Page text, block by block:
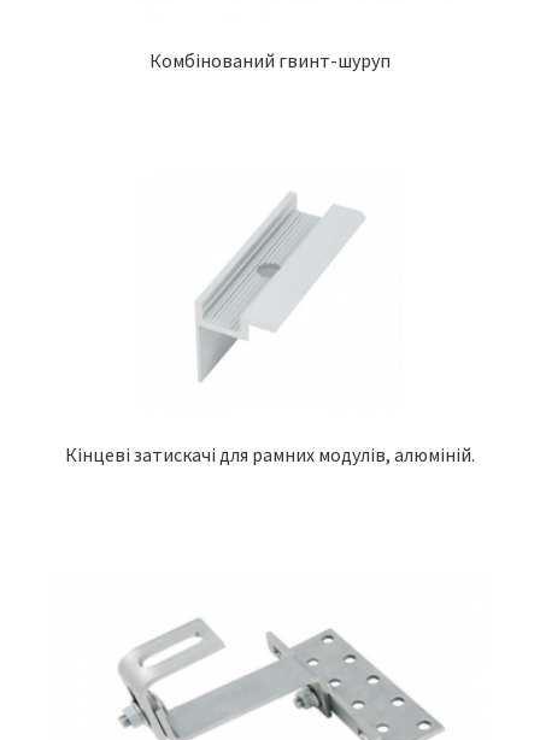
Комбінований гвинт-шуруп
Кінцеві затискачі для рамних модулів, алюміній.